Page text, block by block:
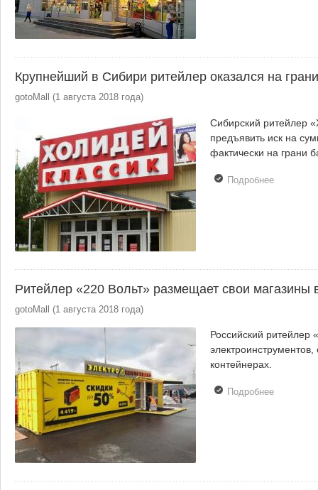
Крупнейший в Сибири ритейлер оказался на
gotoMall (1 августа 2018 года)
Сибирский ритейлер
предъявить иск на
фактически на грани
Подробнеео
Ритейлер «220 Вольт» размещает свои магазины
gotoMall (1 августа 2018 года)
Российский ритейлер
контейнерах.
Подробнеео